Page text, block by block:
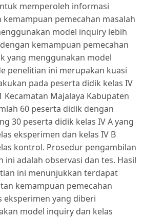
memperoleh informasi
pemecahan masalah
model inquiry lebih
kemampuan pemecahan
yang menggunakan model
penelitian ini merupakan kuasi
pada peserta didik kelas IV
Kecamatan Majalaya Kabupaten
60 peserta didik dengan
30 peserta didik kelas IV A yang
eksperimen dan kelas IV B
kontrol. Prosedur pengambilan
ini adalah observasi dan tes. Hasil
ini menunjukkan terdapat
kemampuan pemecahan
eksperimen yang diberi
model inquiry dan kelas